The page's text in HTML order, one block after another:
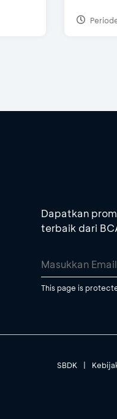
Dapatkan
terbaik dari
This page is
SBDK |